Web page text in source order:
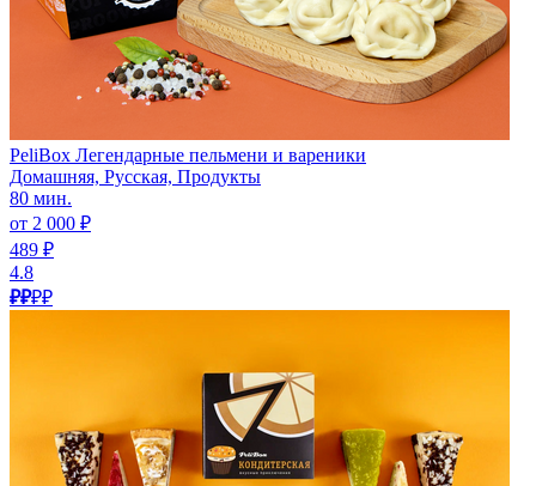
PeliBox Легендарные пельмени и вареники
Домашняя, Русская, Продукты
80 мин.
от 2 000 ₽
489 ₽
4.8
₽₽₽₽